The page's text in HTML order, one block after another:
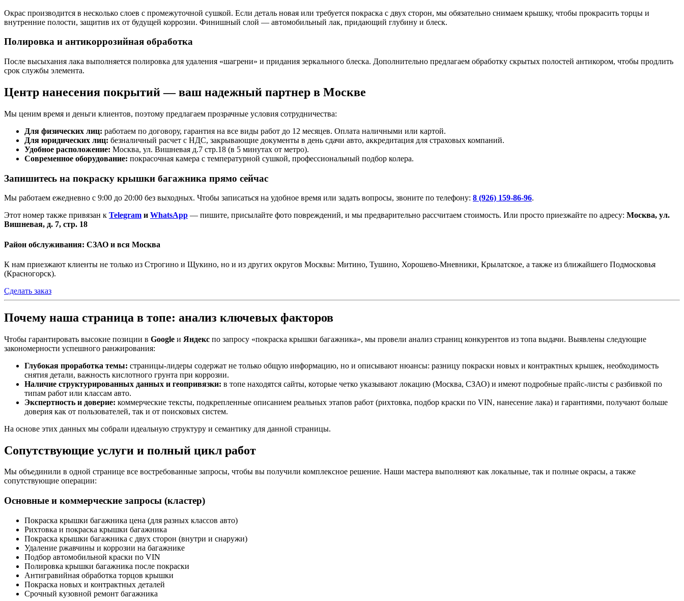
Окрас производится в несколько слоев с промежуточной сушкой. Если деталь новая или требуется покраска с двух сторон, мы обязательно снимаем крышку, чтобы прокрасить торцы и
внутренние полости, защитив их от будущей коррозии. Финишный слой — автомобильный лак, придающий глубину и блеск.
Полировка и антикоррозийная обработка
После высыхания лака выполняется полировка для удаления «шагрени» и придания зеркального блеска. Дополнительно предлагаем обработку скрытых полостей антикором, чтобы продлить
срок службы элемента.
Центр нанесения покрытий — ваш надежный партнер в Москве
Мы ценим время и деньги клиентов, поэтому предлагаем прозрачные условия сотрудничества:
Для физических лиц: работаем по договору, гарантия на все виды работ до 12 месяцев. Оплата наличными или картой.
Для юридических лиц: безналичный расчет с НДС, закрывающие документы в день сдачи авто, аккредитация для страховых компаний.
Удобное расположение: Москва, ул. Вишневая д.7 стр.18 (в 5 минутах от метро).
Современное оборудование: покрасочная камера с температурной сушкой, профессиональный подбор колера.
Запишитесь на покраску крышки багажника прямо сейчас
Мы работаем ежедневно с 9:00 до 20:00 без выходных. Чтобы записаться на удобное время или задать вопросы, звоните по телефону: 8 (926) 159-86-96.
Этот номер также привязан к Telegram и WhatsApp — пишите, присылайте фото повреждений, и мы предварительно рассчитаем стоимость. Или просто приезжайте по адресу: Москва, ул.
Вишневая, д. 7, стр. 18
Район обслуживания: СЗАО и вся Москва
К нам приезжают клиенты не только из Строгино и Щукино, но и из других округов Москвы: Митино, Тушино, Хорошево-Мневники, Крылатское, а также из ближайшего Подмосковья
(Красногорск).
Сделать заказ
Почему наша страница в топе: анализ ключевых факторов
Чтобы гарантировать высокие позиции в Google и Яндекс по запросу «покраска крышки багажника», мы провели анализ страниц конкурентов из топа выдачи. Выявлены следующие
закономерности успешного ранжирования:
Глубокая проработка темы: страницы-лидеры содержат не только общую информацию, но и описывают нюансы: разницу покраски новых и контрактных крышек, необходимость
снятия детали, важность кислотного грунта при коррозии.
Наличие структурированных данных и геопривязки: в топе находятся сайты, которые четко указывают локацию (Москва, СЗАО) и имеют подробные прайс-листы с разбивкой по
типам работ или классам авто.
Экспертность и доверие: коммерческие тексты, подкрепленные описанием реальных этапов работ (рихтовка, подбор краски по VIN, нанесение лака) и гарантиями, получают больше
доверия как от пользователей, так и от поисковых систем.
На основе этих данных мы собрали идеальную структуру и семантику для данной страницы.
Сопутствующие услуги и полный цикл работ
Мы объединили в одной странице все востребованные запросы, чтобы вы получили комплексное решение. Наши мастера выполняют как локальные, так и полные окрасы, а также
сопутствующие операции:
Основные и коммерческие запросы (кластер)
Покраска крышки багажника цена (для разных классов авто)
Рихтовка и покраска крышки багажника
Покраска крышки багажника с двух сторон (внутри и снаружи)
Удаление ржавчины и коррозии на багажнике
Подбор автомобильной краски по VIN
Полировка крышки багажника после покраски
Антигравийная обработка торцов крышки
Покраска новых и контрактных деталей
Срочный кузовной ремонт багажника